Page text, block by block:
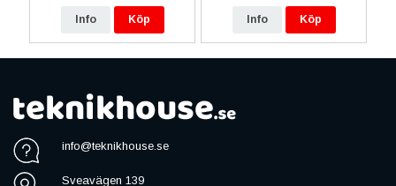
Info Köp Info Köp
info@teknikhouse.se
Sveavägen 139